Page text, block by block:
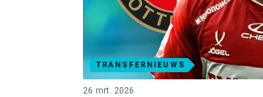
TRANSFERNIEUWS
26 mrt. 2026